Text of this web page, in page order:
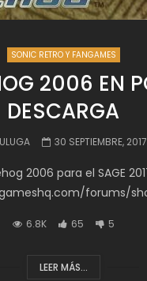
SONIC RETRO Y FANGAMES
2006 EN
DESCARGA
30 SEPTIEMBRE, 2017
2006 para el SAGE
forums/
6.8K 65 5
LEER MÁS...